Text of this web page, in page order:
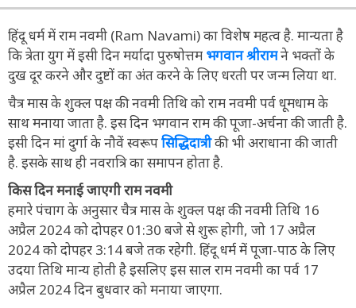
हिंदू धर्म में राम नवमी (Ram Navami) का विशेष महत्व है. मान्यता है
कि त्रेता युग में इसी दिन मर्यादा पुरुषोत्तम भगवान श्रीरामने भक्तों के
दुख दूर करने और दुष्टों का अंत करने के लिए धरती पर जन्म लिया था.
चैत्र मास के शुक्ल पक्ष की नवमी तिथि को राम नवमी पर्व धूमधाम के
साथ मनाया जाता है. इस दिन भगवान राम की पूजा-अर्चना की जाती है.
इसी दिन मां दुर्गा के नौवें स्वरूपसिद्धिदात्रीकी भी अराधाना की जाती
है. इसके साथ ही नवरात्रि का समापन होता है.
किस दिन मनाई जाएगी राम नवमी
हमारे पंचाग के अनुसार चैत्र मास के शुक्ल पक्ष की नवमी तिथि 16
अप्रैल 2024 को दोपहर 01:30 बजे से शुरू होगी, जो 17 अप्रैल
2024 को दोपहर 3:14 बजे तक रहेगी. हिंदू धर्म में पूजा-पाठ के लिए
उदया तिथि मान्य होती है इसलिए इस साल राम नवमी का पर्व 17
अप्रैल 2024 दिन बुधवार को मनाया जाएगा.